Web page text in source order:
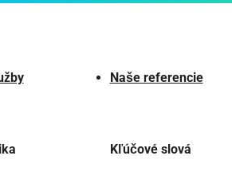
Naše referencie
Kľúčové slová